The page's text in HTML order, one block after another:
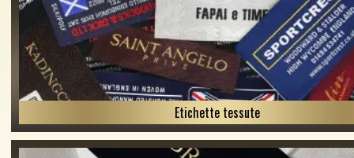
Etichette tessute